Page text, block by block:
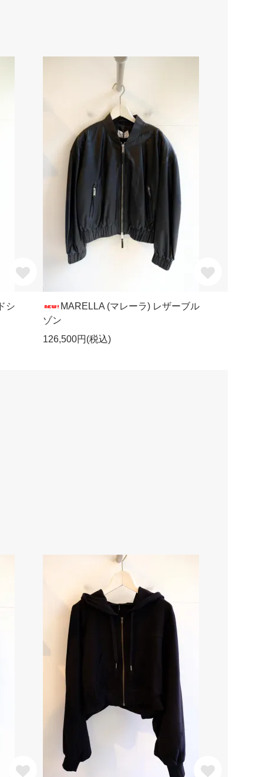
シ
MARELLA (マレーラ) レザーブル
ゾン
126,500円(税込)